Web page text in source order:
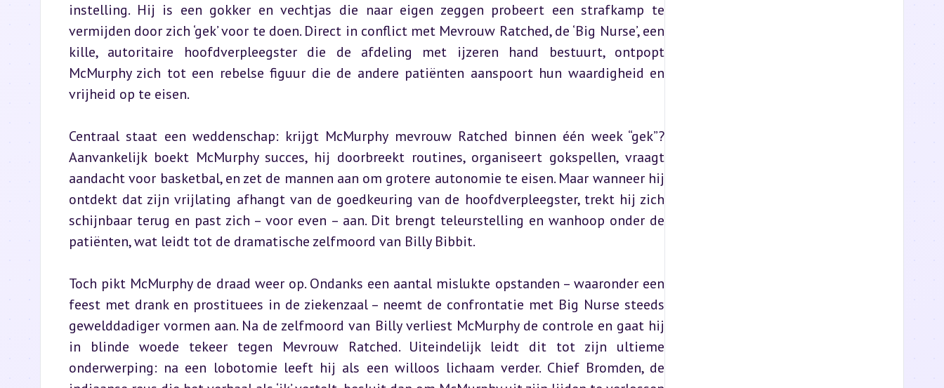
instelling. Hij is een gokker en vechtjas die naar eigen zeggen probeert een strafkamp te
vermijden door zich ‘gek’ voor te doen. Direct in conflict met Mevrouw Ratched, de ‘Big Nurse’, een
kille, autoritaire hoofdverpleegster die de afdeling met ijzeren hand bestuurt, ontpopt
McMurphy zich tot een rebelse figuur die de andere patiënten aanspoort hun waardigheid en
vrijheid op te eisen.
Centraal staat een weddenschap: krijgt McMurphy mevrouw Ratched binnen één week “gek”?
Aanvankelijk boekt McMurphy succes, hij doorbreekt routines, organiseert gokspellen, vraagt
aandacht voor basketbal, en zet de mannen aan om grotere autonomie te eisen. Maar wanneer hij
ontdekt dat zijn vrijlating afhangt van de goedkeuring van de hoofdverpleegster, trekt hij zich
schijnbaar terug en past zich – voor even – aan. Dit brengt teleurstelling en wanhoop onder de
patiënten, wat leidt tot de dramatische zelfmoord van Billy Bibbit.
Toch pikt McMurphy de draad weer op. Ondanks een aantal mislukte opstanden – waaronder een
feest met drank en prostituees in de ziekenzaal – neemt de confrontatie met Big Nurse steeds
gewelddadiger vormen aan. Na de zelfmoord van Billy verliest McMurphy de controle en gaat hij
in blinde woede tekeer tegen Mevrouw Ratched. Uiteindelijk leidt dit tot zijn ultieme
onderwerping: na een lobotomie leeft hij als een willoos lichaam verder. Chief Bromden, de